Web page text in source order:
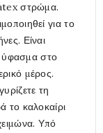
στρώμα.
για το
Είναι
ύφασμα στο
μέρος.
τη
το καλοκαίρι
Υπό